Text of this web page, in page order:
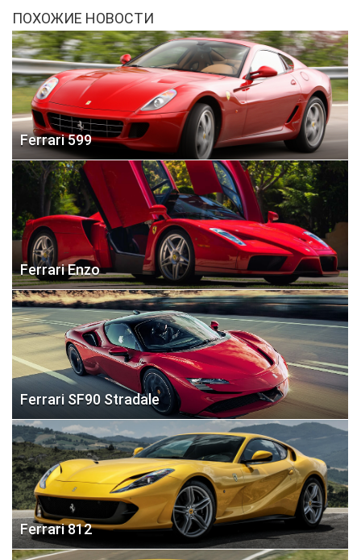
ПОХОЖИЕ НОВОСТИ
Ferrari 599
Ferrari Enzo
Ferrari SF90 Stradale
Ferrari 812